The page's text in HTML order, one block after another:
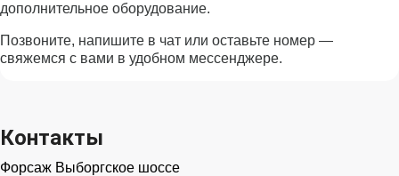
дополнительное оборудование.
Позвоните, напишите в чат или оставьте номер —
свяжемся с вами в удобном мессенджере.
Контакты
Форсаж Выборгское шоссе